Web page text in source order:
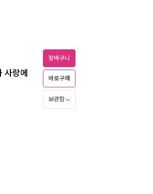
랑에
장바구니
바로구매
보관함